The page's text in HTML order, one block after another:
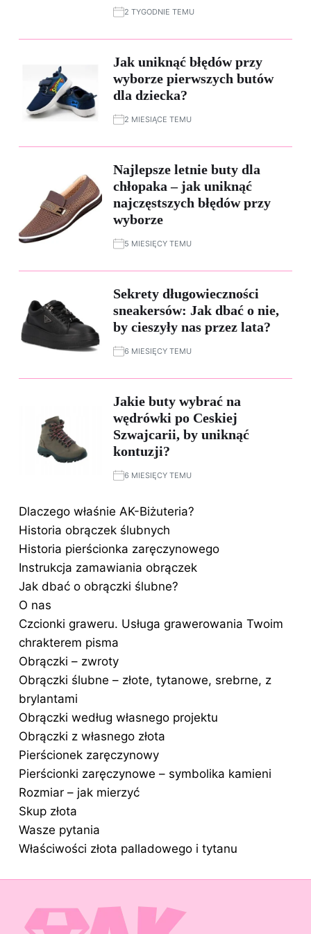
2 TYGODNIE TEMU
Jak uniknąć błędów przy
wyborze pierwszych butów
dla dziecka?
2 MIESIĄCE TEMU
Najlepsze letnie buty dla
chłopaka – jak uniknąć
najczęstszych błędów przy
wyborze
5 MIESIĘCY TEMU
Sekrety długowieczności
sneakersów: Jak dbać o nie,
by cieszyły nas przez lata?
6 MIESIĘCY TEMU
Jakie buty wybrać na
wędrówki po Ceskiej
Szwajcarii, by uniknąć
kontuzji?
6 MIESIĘCY TEMU
Dlaczego właśnie AK-Biżuteria?
Historia obrączek ślubnych
Historia pierścionka zaręczynowego
Instrukcja zamawiania obrączek
Jak dbać o obrączki ślubne?
O nas
Czcionki graweru. Usługa grawerowania Twoim
chrakterem pisma
Obrączki – zwroty
Obrączki ślubne – złote, tytanowe, srebrne, z
brylantami
Obrączki według własnego projektu
Obrączki z własnego złota
Pierścionek zaręczynowy
Pierścionki zaręczynowe – symbolika kamieni
Rozmiar – jak mierzyć
Skup złota
Wasze pytania
Właściwości złota palladowego i tytanu